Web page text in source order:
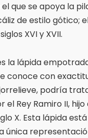
que se apoya la
de estilo
XVI y XVII.
la lápida
conoce con
podría
Rey Ramiro II,
X. Esta lápida